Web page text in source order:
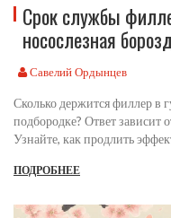
Срок службы
носослезная
влияет и сколько
Савелий Ордынцев
Сколько держится филлер в
подбородке? Ответ зависит
Узнайте, как продлить
ПОДРОБНЕЕ